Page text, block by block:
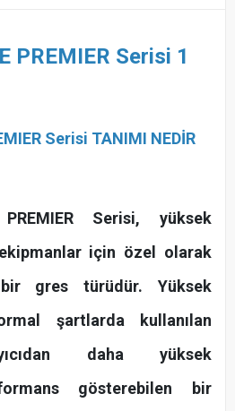
PREMIER Serisi 1
Serisi TANIMI NEDİR
Serisi, yüksek
ekipmanlar için özel olarak
gres türüdür. Yüksek
şartlarda kullanılan
daha yüksek
gösterebilen bir